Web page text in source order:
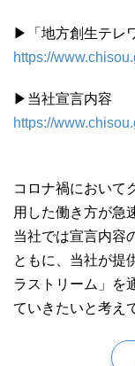
▶「地方創生テレ
https://
▶当社宣言内容
https://
コロナ禍において
用した働き方が急
当社では宣言内容
ともに、当社が提
ラストリーム」を
ていきたいと考え